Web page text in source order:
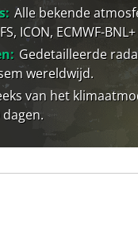
Alle bekende
ICON, ECMWF-
Gedetailleerde
wereldwijd.
van het